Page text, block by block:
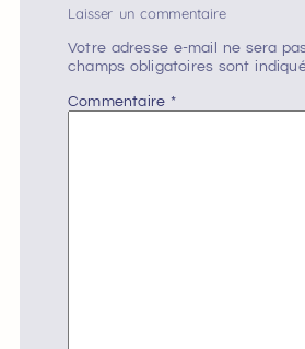
Laisser un commentaire
Votre adresse e-mail ne sera
champs obligatoires sont
Commentaire *